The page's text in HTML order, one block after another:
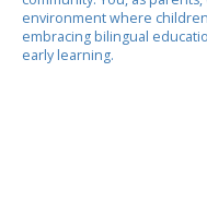
environment where
embracing bilingual
early learning.